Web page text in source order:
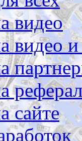
видео
видео
сайте